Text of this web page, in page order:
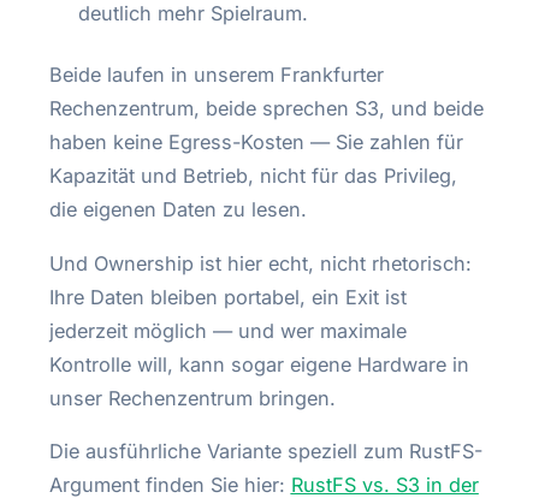
deutlich mehr Spielraum.
Beide laufen in unserem Frankfurter
Rechenzentrum, beide sprechen S3, und beide
haben keine Egress-Kosten — Sie zahlen für
Kapazität und Betrieb, nicht für das Privileg,
die eigenen Daten zu lesen.
Und Ownership ist hier echt, nicht rhetorisch:
Ihre Daten bleiben portabel, ein Exit ist
jederzeit möglich — und wer maximale
Kontrolle will, kann sogar eigene Hardware in
unser Rechenzentrum bringen.
Die ausführliche Variante speziell zum RustFS-
Argument finden Sie hier: RustFS vs. S3 in der